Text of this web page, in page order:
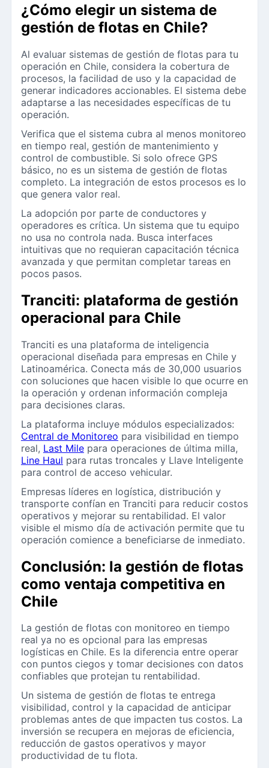
¿Cómo elegir un sistema de
gestión de flotas en Chile?
Al evaluar sistemas de gestión de flotas para tu
operación en Chile, considera la cobertura de
procesos, la facilidad de uso y la capacidad de
generar indicadores accionables. El sistema debe
adaptarse a las necesidades específicas de tu
operación.
Verifica que el sistema cubra al menos monitoreo
en tiempo real, gestión de mantenimiento y
control de combustible. Si solo ofrece GPS
básico, no es un sistema de gestión de flotas
completo. La integración de estos procesos es lo
que genera valor real.
La adopción por parte de conductores y
operadores es crítica. Un sistema que tu equipo
no usa no controla nada. Busca interfaces
intuitivas que no requieran capacitación técnica
avanzada y que permitan completar tareas en
pocos pasos.
Tranciti: plataforma de gestión
operacional para Chile
Tranciti es una plataforma de inteligencia
operacional diseñada para empresas en Chile y
Latinoamérica. Conecta más de 30,000 usuarios
con soluciones que hacen visible lo que ocurre en
la operación y ordenan información compleja
para decisiones claras.
La plataforma incluye módulos especializados:
Central de Monitoreo para visibilidad en tiempo
real, Last Milepara operaciones de última milla,
Line Haul para rutas troncales y Llave Inteligente
para control de acceso vehicular.
Empresas líderes en logística, distribución y
transporte confían en Tranciti para reducir costos
operativos y mejorar su rentabilidad. El valor
visible el mismo día de activación permite que tu
operación comience a beneficiarse de inmediato.
Conclusión: la gestión de flotas
como ventaja competitiva en
Chile
La gestión de flotas con monitoreo en tiempo
real ya no es opcional para las empresas
logísticas en Chile. Es la diferencia entre operar
con puntos ciegos y tomar decisiones con datos
confiables que protejan tu rentabilidad.
Un sistema de gestión de flotas te entrega
visibilidad, control y la capacidad de anticipar
problemas antes de que impacten tus costos. La
inversión se recupera en mejoras de eficiencia,
reducción de gastos operativos y mayor
productividad de tu flota.